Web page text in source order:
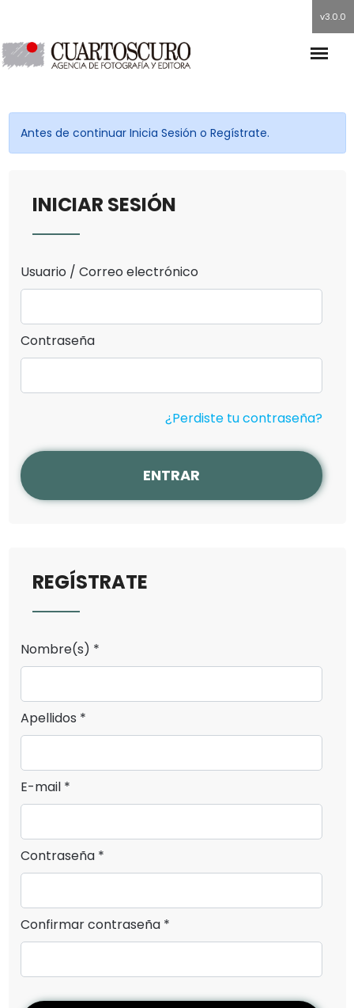
v3.0.0
Antes de continuar Inicia Sesión o Regístrate.
INICIAR SESIÓN
Usuario / Correo electrónico
Contraseña
¿Perdiste tu contraseña?
ENTRAR
REGÍSTRATE
Nombre(s) *
Apellidos *
E-mail *
Contraseña *
Confirmar contraseña *